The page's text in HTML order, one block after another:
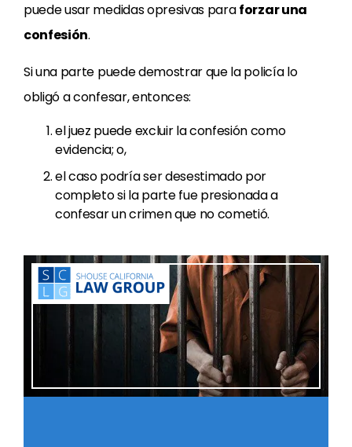
puede usar medidas opresivas paraforzar una
confesión.
Si una parte puede demostrar que la policía lo
obligó a confesar, entonces:
el juez puede excluir la confesión como
evidencia; o,
el caso podría ser desestimado por
completo si la parte fue presionada a
confesar un crimen que no cometió.